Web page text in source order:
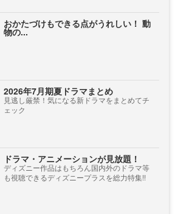
おかたづけもできる点がうれしい！ 動
物の...
2026年7月期夏ドラマまとめ
見逃し厳禁！気になる新ドラマをまとめてチ
ェック
ドラマ・アニメーションが見放題！
ディズニー作品はもちろん国内外のドラマ等
も視聴できるディズニープラスを総力特集!!